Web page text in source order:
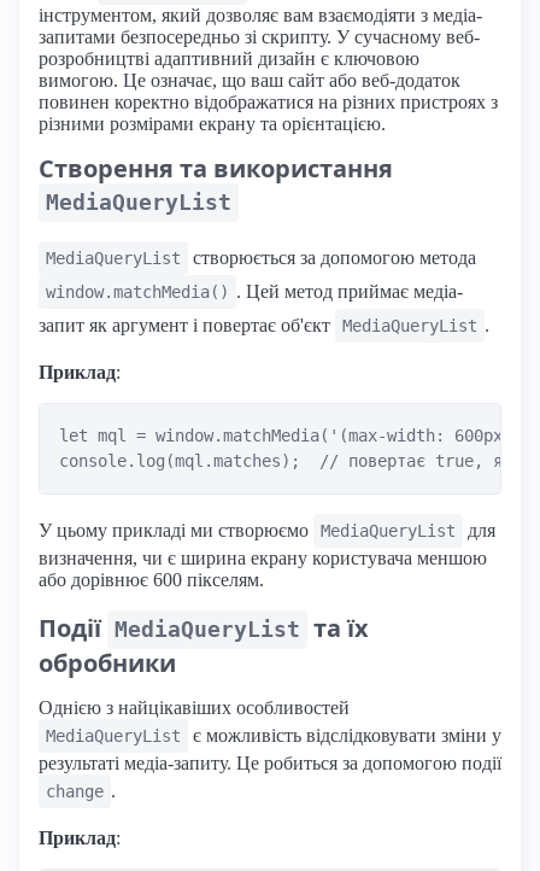
інструментом, який дозволяє вам взаємодіяти з медіа-
запитами безпосередньо зі скрипту. У сучасному веб-
розробництві адаптивний дизайн є ключовою
вимогою. Це означає, що ваш сайт або веб-додаток
повинен коректно відображатися на різних пристроях з
різними розмірами екрану та орієнтацією.
Створення та використання
MediaQueryList
MediaQueryList створюється за допомогою метода
window.matchMedia() . Цей метод приймає медіа-
запит як аргумент і повертає об'єкт
MediaQueryList .
Приклад:
let mql = window.matchMedia('(max-width: 600px)');
У цьому прикладі ми створюємо MediaQueryList
для
визначення, чи є ширина екрану користувача меншою
або дорівнює 600 пікселям.
Події MediaQueryList та їх
обробники
Однією з найцікавіших особливостей
MediaQueryList
є можливість відслідковувати зміни у
результаті медіа-запиту. Це робиться за допомогою події
change .
Приклад: